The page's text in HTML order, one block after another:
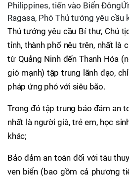
Philippines, tiến vào Biển
Ragasa, Phó Thủ tướng yêu
Thủ tướng yêu cầu Bí thư, Chủ
tỉnh, thành phố nêu trên, nhất là
từ Quảng Ninh đến Thanh Hóa
gió mạnh) tập trung lãnh đạo,
pháp ứng phó với siêu bão.
Trong đó tập trung bảo đảm an
nhất là người già, trẻ em, học
khác;
Bảo đảm an toàn đối với tàu
ven biển (bao gồm cả phương